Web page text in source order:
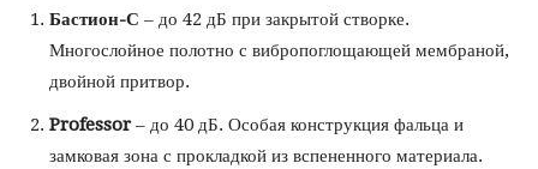
Бастион-С – до 42 дБ при закрытой створке.
Многослойное полотно с вибропоглощающей мембраной,
двойной притвор.
Professor– до 40 дБ. Особая конструкция фальца и
замковая зона с прокладкой из вспененного материала.